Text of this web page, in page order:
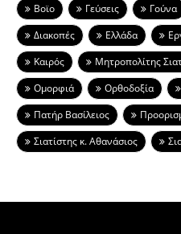
Βοϊο
Γεύσεις Γούνα
Διακοπές
Ελλάδα
Καιρός
Μητροπολίτης
Ομορφιά
Ορθοδοξία
Πατήρ Βασίλειος
Σιατίστης κ. Αθανάσιος